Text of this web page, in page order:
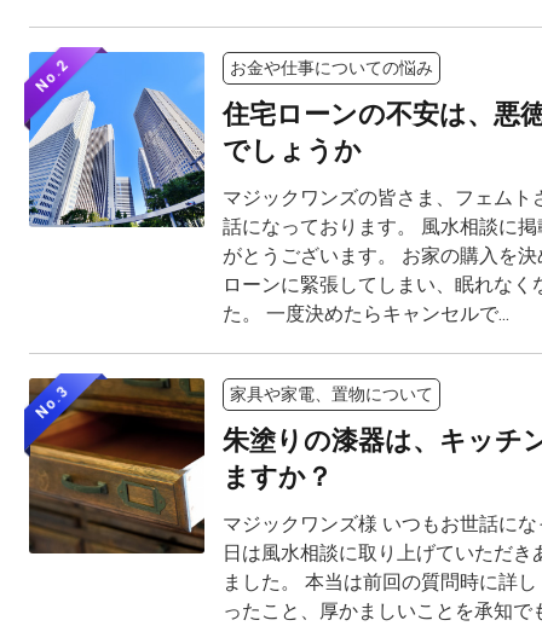
No.2 お金や仕事についての悩み
住宅ローンの不安は、悪
でしょうか
マジックワンズの皆さま、フェムト
話になっております。 風水相談に
がとうございます。 お家の購入を
ローンに緊張してしまい、眠れなく
た。 一度決めたらキャンセルで...
No.3 家具や家電、置物について
朱塗りの漆器は、キッチ
ますか？
マジックワンズ様 いつもお世話に
日は風水相談に取り上げていただき
ました。 本当は前回の質問時に詳
ったこと、厚かましいことを承知で